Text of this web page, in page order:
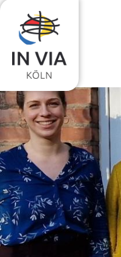
Zum Inhalt springen